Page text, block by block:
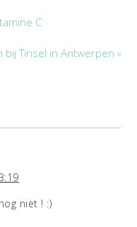
C
Tinsel in Antwerpen »
niet ! :)